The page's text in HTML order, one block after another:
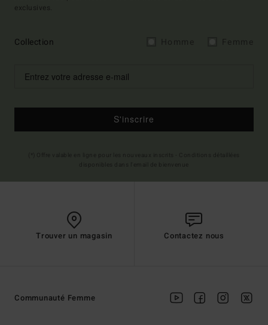
exclusives.
Collection
S'inscrire
Trouver un magasin Contactez nous
Communauté Femme